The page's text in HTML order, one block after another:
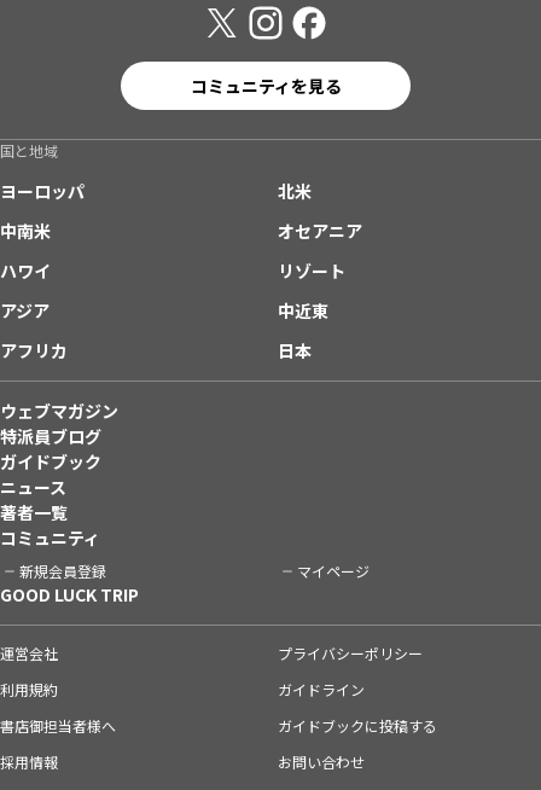
コミュニティを見る
国と地域
ヨーロッパ
北米
中南米
オセアニア
ハワイ
リゾート
アジア
中近東
アフリカ
日本
ウェブマガジン
特派員ブログ
ガイドブック
ニュース
著者一覧
コミュニティ
新規会員登録 マイページ
GOOD LUCK TRIP
運営会社
プライバシーポリシー
利用規約
ガイドライン
書店御担当者様へ
ガイドブックに投稿する
採用情報
お問い合わせ